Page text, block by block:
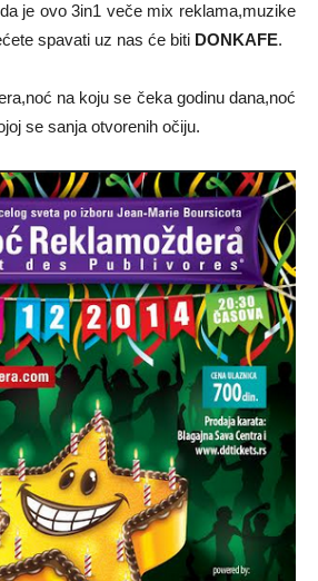
je ovo 3in1 veče mix reklama,muzike
spavati uz nas će biti DONKAFE.
na koju se čeka godinu dana,noć
se sanja otvorenih očiju.